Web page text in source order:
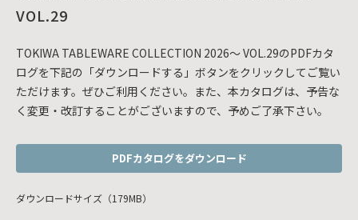
VOL.29
TOKIWA TABLEWARE COLLECTION 2026～ VOL.29のPDFカタ
ログを下記の「ダウンロードする」ボタンをクリックしてご覧い
ただけます。ぜひご利用ください。また、本カタログは、予告な
く変更・改訂することがございますので、予めご了承下さい。
PDFカタログをダウンロード
ダウンロードサイズ（179MB）